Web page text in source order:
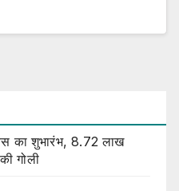
का शुभारंभ, 8.72 लाख
गोली